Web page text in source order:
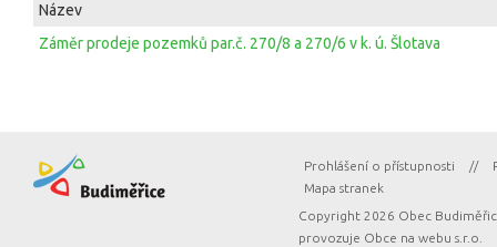
Název
Záměr prodeje pozemků par.č. 270/8 a 270/6 v k. ú. Šlotava
Prohlášení o přístupnosti //
Mapa stranek
Copyright 2026 Obec
provozuje Obce na webu s.r.o.